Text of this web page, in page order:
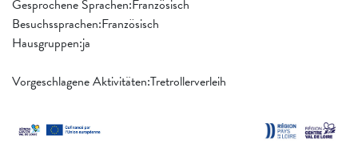
Gesprochene Sprachen:Französisch
Besuchssprachen:Französisch
Hausgruppen:ja
Vorgeschlagene Aktivitäten:Tretrollerverleih